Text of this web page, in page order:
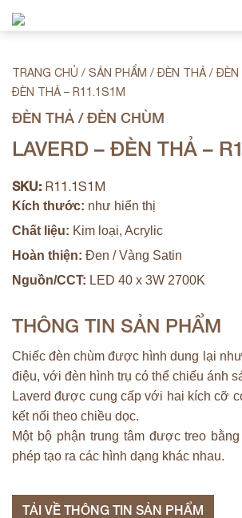
TRANG CHỦ / SẢN PHẨM / ĐÈN THẢ / ĐÈN
ĐÈN THẢ – R11.1S1M
ĐÈN THẢ / ĐÈN CHÙM
LAVERD – ĐÈN THẢ –
SKU: R11.1S1M
Kích thước: như hiển thị
Chất liệu: Kim loại, Acrylic
Hoàn thiện: Đen / Vàng Satin
Nguồn/CCT: LED 40 x 3W 2700K
THÔNG TIN SẢN PHẨM
Chiếc đèn chùm được hình dung lại
điệu, với đèn hình trụ có thể chiếu ánh
Laverd được cung cấp với hai kích cỡ
kết nối theo chiều dọc.
Một bộ phận trung tâm được treo
phép tạo ra các hình dạng khác nhau.
TẢI VỀ THÔNG TIN SẢN PHẨM